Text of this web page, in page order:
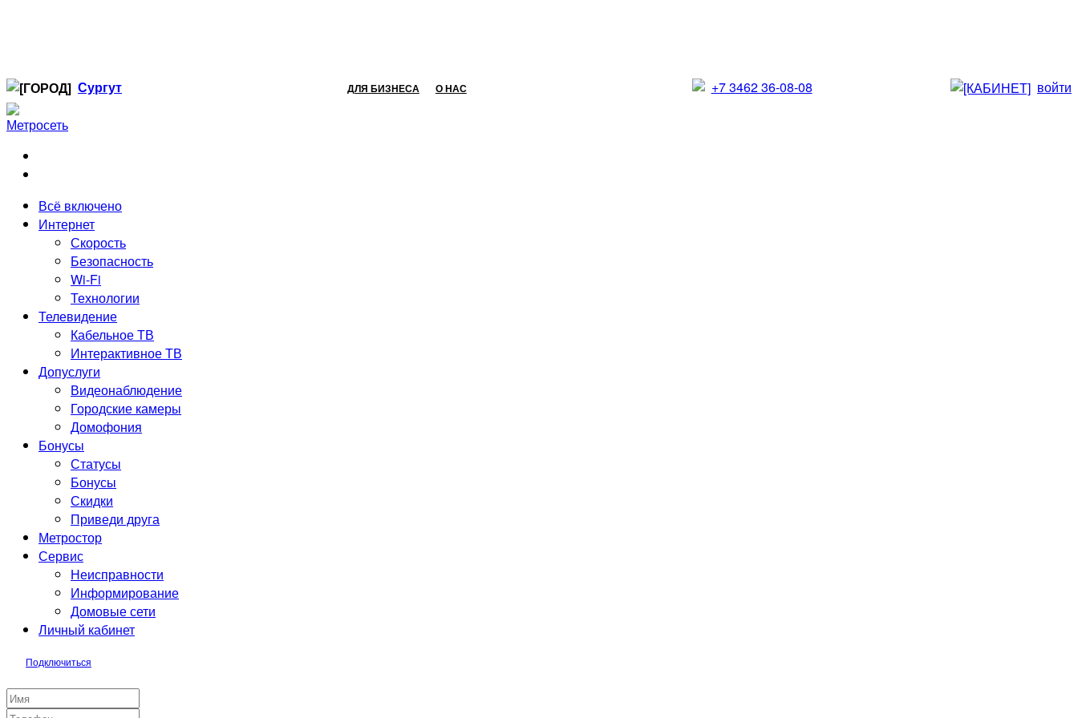
Сургут
Лангепас
Радужный
Сургут
Стрежевой
Тюмень
ДЛЯ БИЗНЕСА О НАС +7 3462 36-08-08 войти
Всё включено
Интернет
Скорость
Безопасность
Wi-Fi
Технологии
Телевидение
Кабельное ТВ
Интерактивное ТВ
Допуслуги
Видеонаблюдение
Городские камеры
Домофония
Бонусы
Статусы
Бонусы
Скидки
Приведи друга
Метростор
Сервис
Неисправности
Информирование
Домовые сети
Личный кабинет
Подключиться